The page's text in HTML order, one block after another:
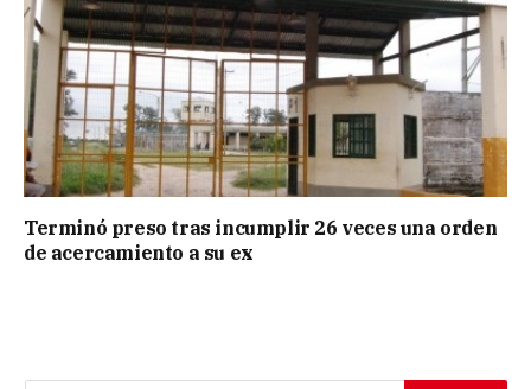
Terminó preso tras incumplir 26 veces una orden
de acercamiento a su ex